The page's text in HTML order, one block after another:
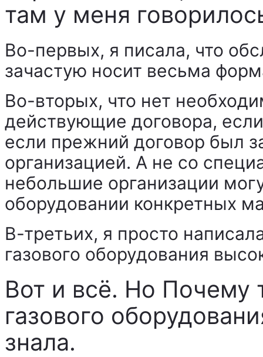
там у меня
Во-первых, я писала, что
зачастую носит весьма
Во-вторых, что нет
действующие договора,
если прежний договор был
организацией. А не со
небольшие организации
оборудовании конкретных
В-третьих, я просто
газового оборудования
Вот и всё. Но Почему
газового
знала.